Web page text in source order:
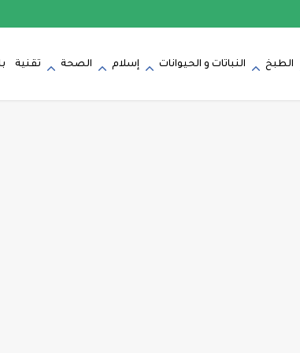
الطبخ النباتات و الحيوانات إسلام الصحة تقنية